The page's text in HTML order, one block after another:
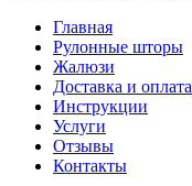
Главная
Рулонные шторы
Жалюзи
Доставка и оплата
Инструкции
Услуги
Отзывы
Контакты